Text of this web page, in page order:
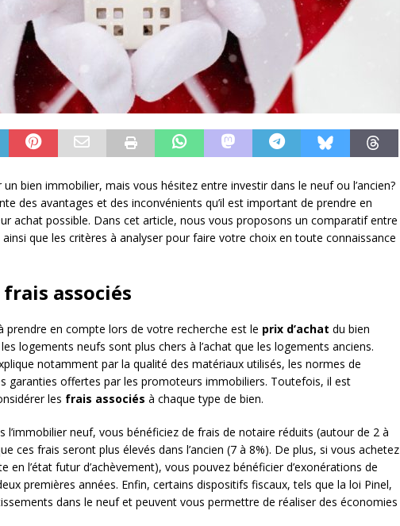
bien immobilier, mais vous hésitez entre investir dans le neuf ou l’ancien?
des avantages et des inconvénients qu’il est important de prendre en
achat possible. Dans cet article, nous vous proposons un comparatif entre
que les critères à analyser pour faire votre choix en toute connaissance
associés
prendre en compte lors de votre recherche est le prix d’achat du bien
logements neufs sont plus chers à l’achat que les logements anciens.
notamment par la qualité des matériaux utilisés, les normes de
garanties offertes par les promoteurs immobiliers. Toutefois, il est
les frais associés à chaque type de bien.
l’immobilier neuf, vous bénéficiez de frais de notaire réduits (autour de 2 à
ces frais seront plus élevés dans l’ancien (7 à 8%). De plus, si vous achetez
en l’état futur d’achèvement), vous pouvez bénéficier d’exonérations de
premières années. Enfin, certains dispositifs fiscaux, tels que la loi Pinel,
dans le neuf et peuvent vous permettre de réaliser des économies